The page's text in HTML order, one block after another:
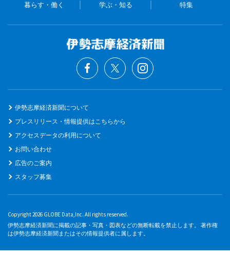
暮らす・働く 学ぶ・知る 特集
伊勢志摩経済新聞について
プレスリリース・情報提供はこちらから
アクセスデータの利用について
お問い合わせ
広告のご案内
スタッフ募集
Copyright 2026 GLOBE Data,Inc. All rights reserved.
伊勢志摩経済新聞に掲載の記事・写真・図表などの無断転載を禁止します。 著作権
は伊勢志摩経済新聞またはその情報提供者に属します。